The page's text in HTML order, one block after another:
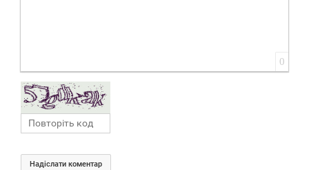
0
Надіслати коментар